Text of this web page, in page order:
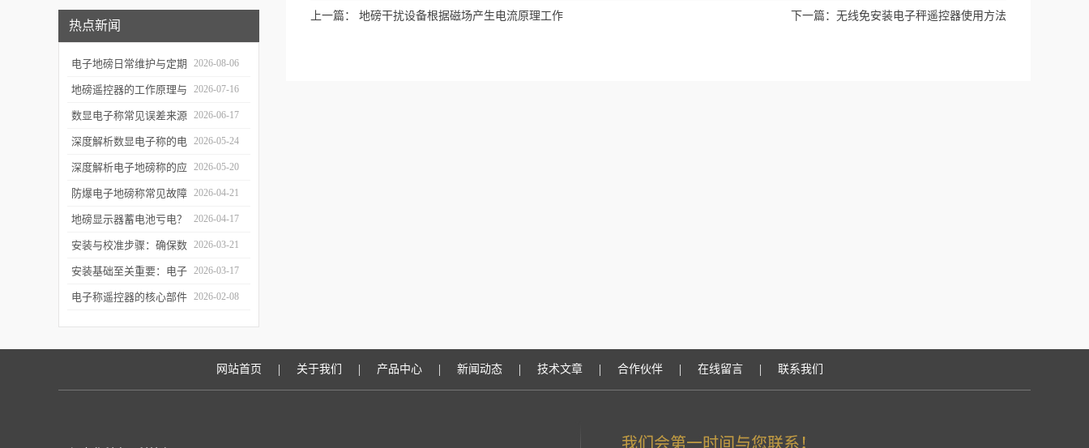
热点新闻
电子地磅日常维护与定期
检定制度：每季度自检、
每年法定检定与数据追溯
管理
2026-08-06
地磅遥控器的工作原理与
信号链路拆解：从射频发
射到称重干扰
2026-07-16
数显电子称常见误差来源
分析与软件滤波算法实现
2026-06-17
深度解析数显电子称的电
磁平衡传感原理与实操调
修
2026-05-24
深度解析电子地磅称的应
变片传感机制与防雷击实
操
2026-05-20
防爆电子地磅称常见故障
排查与日常维护指南
2026-04-21
地磅显示器蓄电池亏电？
教你延长待机时间的技巧
2026-04-17
安装与校准步骤：确保数
显电子称开箱即准
2026-03-21
安装基础至关重要：电子
地磅称的选址与基坑施工
2026-03-17
电子称遥控器的核心部件
如何协同工作
2026-02-08
上一篇： 地磅干扰设备根据磁场产生电流原理工作 下一篇： 无线免安装电子秤遥控器使用方法
网站首页 | 关于我们 | 产品中心 | 新闻动态 | 技术文章 | 合作伙伴 | 在线留言 | 联系我们